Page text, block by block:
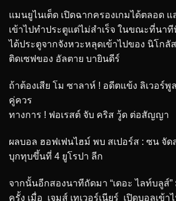
แมนยูไนเต็ด เปิดฉากครองเกมได้ตลอด แ
เข้าไปทำประตูแต่ไม่สำเร็จ ในขณะที่นาที
ได้ประตูจากจังหวะหลุดเข้าไปของ นิโกลั
ติดเซฟของ อัลตาย บายินดีร์
ถ้าต้องเสีย โม ซาลาห์ ! อดีตแข้ง ลิเวอร์พู
คู่ควร
ทางการ ! ฟอเรสต์ จับ คริส วู้ด ต่อสัญญา
ผลบอล ฮอฟเฟนไฮม์ พบ สเปอร์ส : ซน จัด
บุกทุบขึ้นที่ 4 ยูโรปา ลีก
จากนั้นอีกสองนาทีถัดมา “เดอะ ไลท์บลูส์
ครั้ง เมื่อ เจมส์ เทเวอร์เนียร์ เปิดบอลเข้า